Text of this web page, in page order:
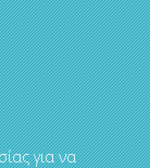
για να